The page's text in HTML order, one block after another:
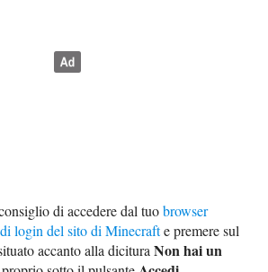
di accedere dal tuobrowser
login del sito di Minecrafte premere sul
accanto alla dicituraNon hai un